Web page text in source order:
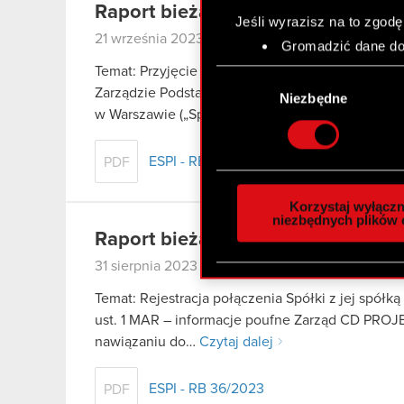
Jeśli wyrazisz na to
Gromadzić dane
Identyfikować
Dowiedz się więcej
szczegółów . W
Wykorzystujemy pliki
społecznościowym,
otrzymanymi od Ciebie
zgadasz się na używanie
Niezbędne
Korzystaj
niezbędnych plików
Raport bieżący nr 37/2023
21 września 2023
Temat: Przyjęcie dodatkowych określeń
Zarządzie Podstawa prawna: Art. 17 ust. 1 MAR
w Warszawie („Spółka”) informuje, że…
PDF ESPI - RB 37/2023
Raport bieżący nr 36/2023
31 sierpnia 2023
Temat: Rejestracja połączenia Spółki z jej
ust. 1 MAR – informacje poufne Zarząd CD
nawiązaniu do… Czytaj dalej
PDF ESPI - RB 36/2023